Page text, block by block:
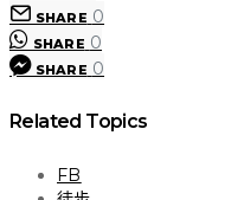
SHARE 0
SHARE 0
SHARE 0
Related Topics
FB